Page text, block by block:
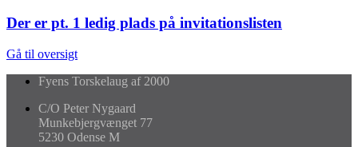
Der er pt. 1 ledig plads på invitationslisten
Gå til oversigt
Fyens Torskelaug af 2000
C/O Peter Nygaard
Munkebjergvænget 77
5230 Odense M